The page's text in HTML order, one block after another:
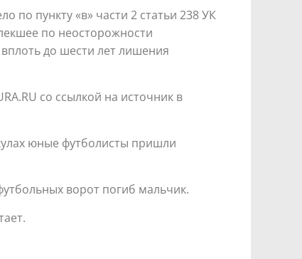
по пункту «в» части 2 статьи 238 УК
по неосторожности
до шести лет лишения
со ссылкой на источник в
юные футболисты пришли
ворот погиб мальчик.